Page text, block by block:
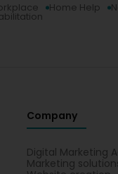
Home Help
Company
Digital Marketing
Marketing